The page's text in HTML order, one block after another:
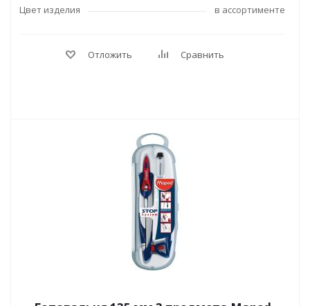
Цвет изделия
в ассортименте
Отложить Сравнить